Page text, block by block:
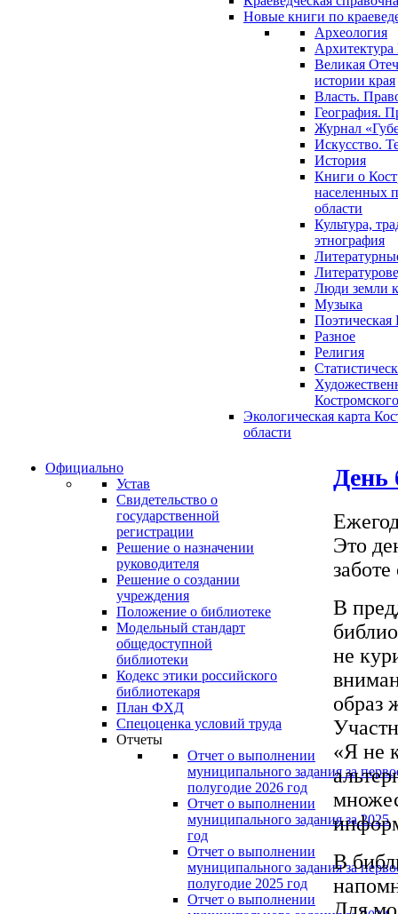
Новые книги по
Археология
Архитектура
Великая
истории края
Власть.
География.
Журнал
Искусство.
История
Книги о
населенных
области
Культура,
этнография
Люди земли
Музыка
Поэтическая
Разное
Религия
Экологическая карта
области
Официально
Устав
Свидетельство о
государственной
регистрации
Решение о назначении
руководителя
Решение о создании
учреждения
Положение о библиотеке
Модельный стандарт
общедоступной
библиотеки
Кодекс этики российского
библиотекаря
План ФХД
Спецоценка условий труда
Отчеты
Отчет о выполнении
муниципального задания за
полугодие 2026 год
Отчет о выполнении
муниципального задания за 2025
год
Отчет о выполнении
муниципального задания за
полугодие 2025 год
Отчет о выполнении
День
Это
В
не
образ
«Я не
В